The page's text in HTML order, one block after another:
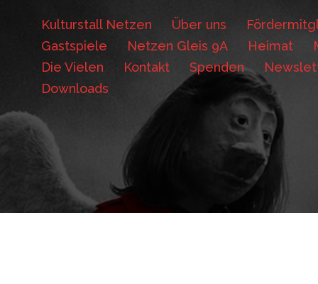
Kulturstall Netzen Über uns
Gastspiele
Netzen Gleis 9A Heimat
Die Vielen
Kontakt Spenden
Downloads